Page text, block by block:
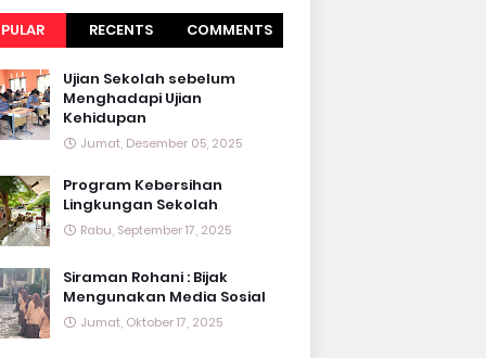
RECENTS COMMENTS
Ujian Sekolah sebelum
Menghadapi Ujian
Kehidupan
Jumat, Desember 05, 2025
Program Kebersihan
Lingkungan Sekolah
Rabu, September 17, 2025
Siraman Rohani : Bijak
Mengunakan Media Sosial
Jumat, Oktober 17, 2025